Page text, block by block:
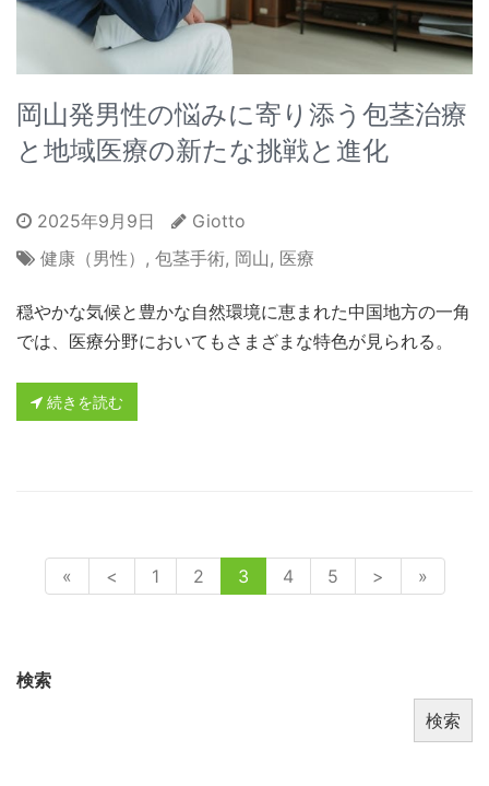
岡山発男性の悩みに寄り添う包茎治療
と地域医療の新たな挑戦と進化
2025年9月9日
Giotto
健康（男性） , 包茎手術, 岡山 , 医療
穏やかな気候と豊かな自然環境に恵まれた中国地方の一角
では、医療分野においてもさまざまな特色が見られる。
続きを読む
« < 1 2 3 4 5 > »
検索
検索